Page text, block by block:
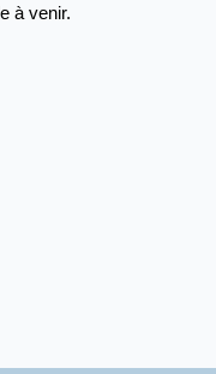
à venir.